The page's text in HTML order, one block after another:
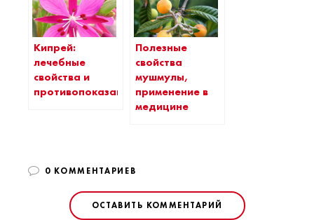
Кипрей:
лечебные
свойства и
противопоказания
Полезные
свойства
мушмулы,
применение в
медицине
0 КОММЕНТАРИЕВ
ОСТАВИТЬ КОММЕНТАРИЙ